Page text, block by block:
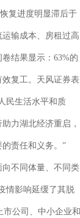
复进度明显滞后于
输成本、房租过高
结果显示：63%的
复工。天风证券表
民生活水平和质
力湖北经济重启，
责任和义务。”
不同体量、不同类
情影响延缓了其脱
市公司、中小企业和